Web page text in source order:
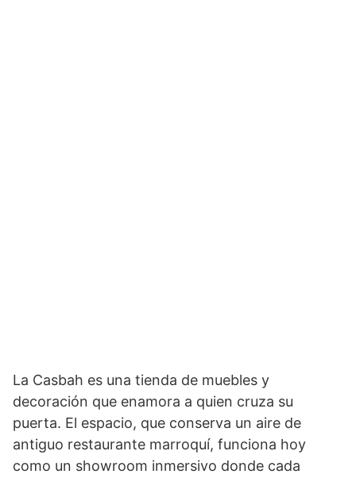
La Casbah es una tienda de muebles y
decoración que enamora a quien cruza su
puerta. El espacio, que conserva un aire de
antiguo restaurante marroquí, funciona hoy
como un showroom inmersivo donde cada